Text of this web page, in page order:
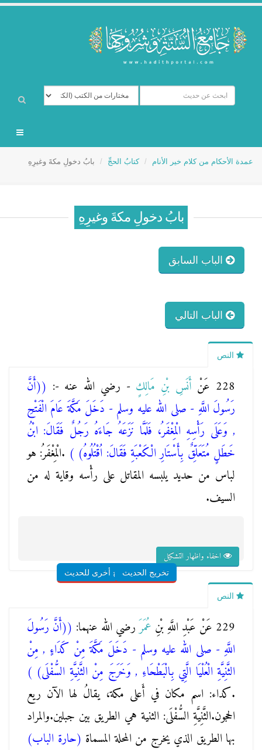
عمدة الأحكام من كلام خير الأنام كتابُ الحجِّ بابُ دخولِ مكةَ وغيرِهِ
بابُ دخولِ مكةَ وغيرِهِ
الباب السابق
الباب التالي
النص
228 عَنْ أَنَسِ بْنِ مَالِكٍ - رضي الله عنه -: ((أَنَّ
رَسُولَ اللَّهِ - صلى الله عليه وسلم - دَخَلَ مَكَّةَ عَامَ الْفَتْحِ
, وَعَلَى رَأْسِهِ الْمِغْفَرُ، فَلَمَّا نَزَعَهُ جَاءَهُ رَجُلٌ فَقَالَ: ابْنُ
خَطَلٍ مُتَعَلِّقٌ بِأَسْتَارِ الْكَعْبَةِ فَقَالَ: اُقْتُلُوهُ) ) .الْمِغْفَرُ: هو
لباس من حديد يلبسه المقاتل على رأْسه وقاية له من
السيف.
اخفاء واظهار التشكيل
تخريج الحديثشروح أخرى للحديث
النص
229 عَنْ عَبْدِ اللَّهِ بْنِ عُمَرَرضي الله عنهما: ((أَنَّ رَسُولَ
اللَّهِ - صلى الله عليه وسلم - دَخَلَ مَكَّةَ مِنْ كَدَاءٍ , مِنْ
الثَّنِيَّةِ الْعُلْيَا الَّتِي بِالْبَطْحَاءِ , وَخَرَجَ مِنْ الثَّنِيَّةِ السُّفْلَى) )
.كداء: اسم مكان في أَعلى مكة، يقالُ لها الآن ريع
الحجون.الثَّنِيَّةِ السُّفْلَى: الثنية هي الطريق بين جبلين.والمراد
بها الطريق الذي يخرج من المحلة المسماة (حارة الباب)